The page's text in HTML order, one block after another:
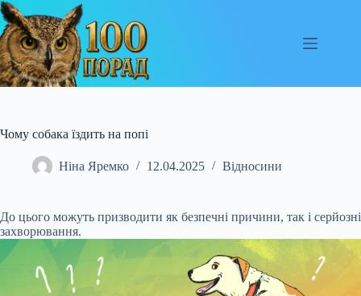
Перейти
до
вмісту
Чому собака їздить на попі
Ніна Яремко 12.04.2025 Відносини
До цього можуть призводити як безпечні причини, так і серйозні
захворювання.